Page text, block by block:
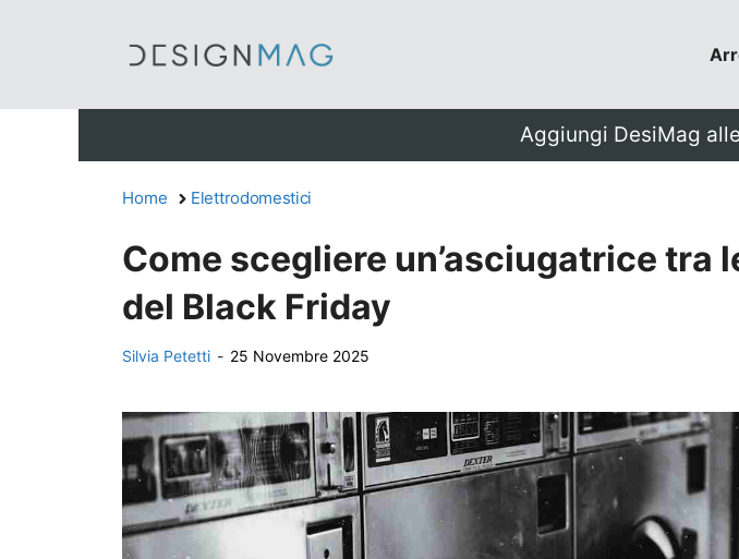
Aggiungi DesiMag
Home Elettrodomestici
Come scegliere un’asciugatrice tra
del Black Friday
Silvia Petetti - 25 Novembre 2025